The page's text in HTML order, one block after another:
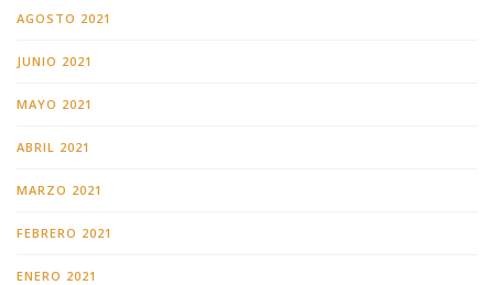
AGOSTO 2021
JUNIO 2021
MAYO 2021
ABRIL 2021
MARZO 2021
FEBRERO 2021
ENERO 2021